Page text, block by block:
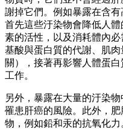
謝掉它們。例如暴露在含
首先這些汙染物會降低人
素的活性，以及消耗體內
基酸與蛋白質的代謝、肌
關），接著再影響人體蛋
工作。
另外，暴露在大量的汙染
罹患肝癌的風險。此外，
物，例如鉛和汞的抗氧化力